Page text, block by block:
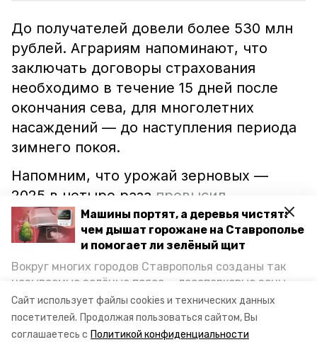
Сайт использует файлы cookies и технических данных
посетителей. Продолжая пользоваться сайтом, Вы
соглашаетесь с Политикой конфиденциальности
Машины портят, а деревья чистят:
чем дышат горожане на Ставрополье
и помогает ли зелёный щит
Вокруг многих городов Ставрополья созданы так
называемые зелёные пояса — лесопарковые зоны,
снижающие негативное воздействие выхлопных
газов на атмосферу. Справляются ли они с
постоянно растущим потоком автотранспорта и
До получателей довели более 530 млн
рублей. Аграриям напоминают, что
заключать договоры страхования
необходимо в течение 15 дней после
окончания сева, для многолетних
насаждений — до наступления периода
зимнего покоя.
Напомним, что урожай зерновых —
2025 в четыре раза превысил
внутреннюю потребность региона.
минсельхоз ск